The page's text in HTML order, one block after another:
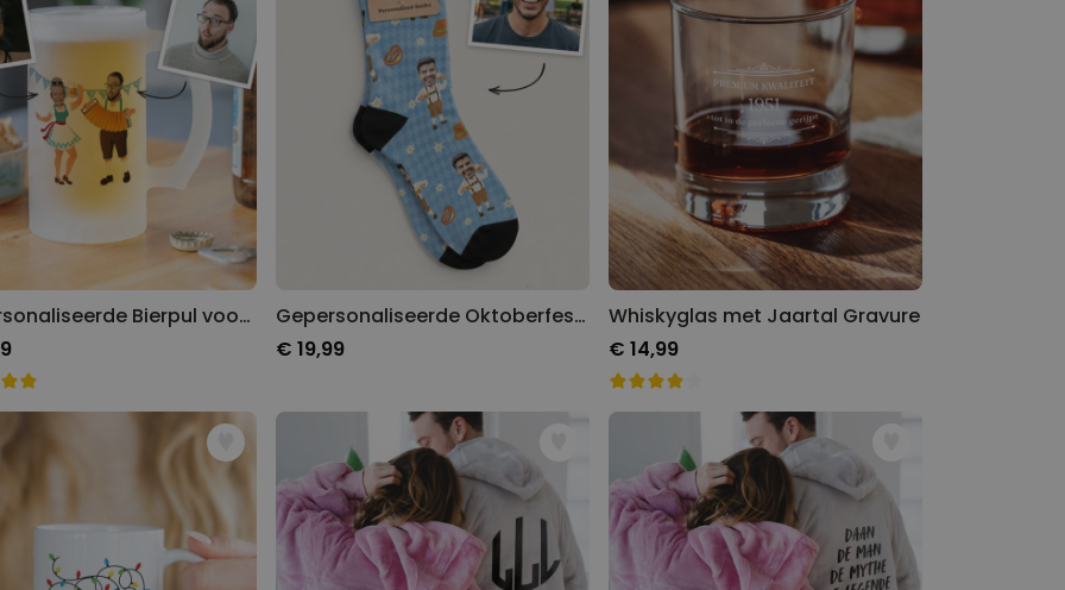
Gepersonaliseerde Bierpul voor 't Oktoberfest
Gepersonaliseerde Oktoberfest Sokken
€ 19,99
Whiskyglas met Jaartal Gravure
€ 14,99